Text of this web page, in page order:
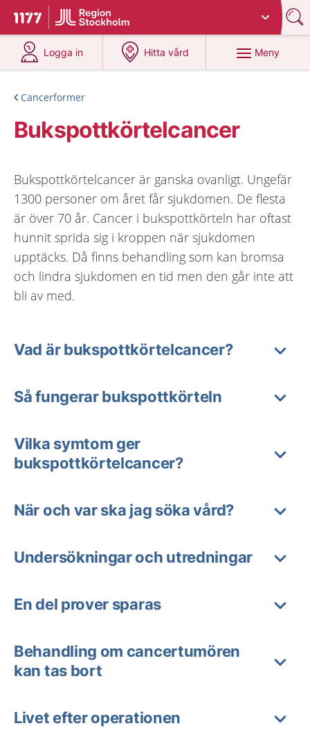
Till startsidan för 1177
Du har valt region
Logga in
på 1177.se
Hitta vård
på 1177.se
Meny
Cancerformer
Bukspottkörtelcancer
Bukspottkörtelcancer är ganska ovanligt. Ungefär
1300 personer om året får sjukdomen. De flesta
är över 70 år. Cancer i bukspottkörteln har oftast
hunnit sprida sig i kroppen när sjukdomen
upptäcks. Då finns behandling som kan bromsa
och lindra sjukdomen en tid men den går inte att
bli av med.
Vad är bukspottkörtelcancer?
Så fungerar bukspottkörteln
Vilka symtom ger
bukspottkörtelcancer?
När och var ska jag söka vård?
Undersökningar och utredningar
En del prover sparas
Behandling om cancertumören
kan tas bort
Livet efter operationen